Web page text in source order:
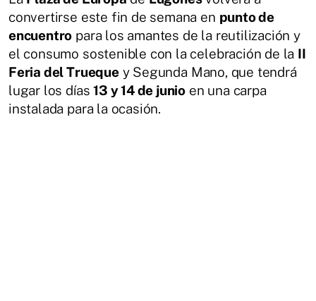
convertirse este fin de semana en punto de
encuentro para los amantes de la reutilización y
el consumo sostenible con la celebración de la II
Feria del Truequey Segunda Mano, que tendrá
lugar los días13 y 14 de junio en una carpa
instalada para la ocasión.